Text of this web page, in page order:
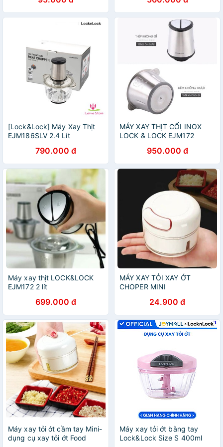
[Lock&Lock] Máy Xay Thịt
EJM186SLV 2.4 Lít
790.000 đ
MÁY XAY THỊT CỐI INOX
LOCK & LOCK EJM172
950.000 đ
Máy xay thịt LOCK&LOCK
EJM172 2 lít
699.000 đ
MÁY XAY TỎI XAY ỚT
CHOPER MINI
24.900 đ
Máy xay tỏi ớt cầm tay Mini-
dụng cụ xay tỏi ớt Food
Máy xay tỏi ớt bằng tay
Lock&Lock Size S 400ml